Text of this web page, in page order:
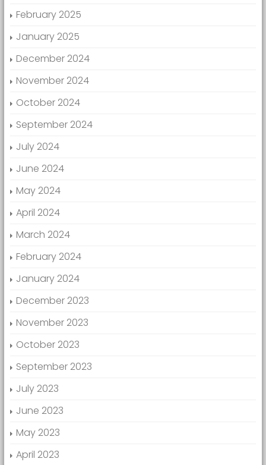
February 2025
January 2025
December 2024
November 2024
October 2024
September 2024
July 2024
June 2024
May 2024
April 2024
March 2024
February 2024
January 2024
December 2023
November 2023
October 2023
September 2023
July 2023
June 2023
May 2023
April 2023